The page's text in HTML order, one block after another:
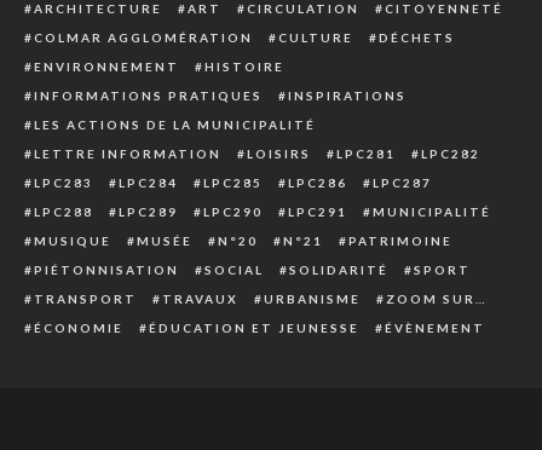
ARCHITECTURE
ART CIRCULATION
CITOYENNETÉ
COLMAR AGGLOMÉRATION
CULTURE
DÉCHETS
ENVIRONNEMENT
HISTOIRE
INFORMATIONS PRATIQUES
INSPIRATIONS
LES ACTIONS DE LA MUNICIPALITÉ
LETTRE INFORMATION
LOISIRS LPC281
LPC282
LPC283
LPC284 LPC285 LPC286
LPC287
LPC288
LPC289 LPC290 LPC291
MUNICIPALITÉ
MUSIQUE
MUSÉE N°20 N°21
PATRIMOINE
PIÉTONNISATION
SOCIAL SOLIDARITÉ
SPORT
TRANSPORT
TRAVAUX URBANISME
ZOOM SUR…
ÉCONOMIE
ÉDUCATION ET JEUNESSE ÉVÈNEMENT